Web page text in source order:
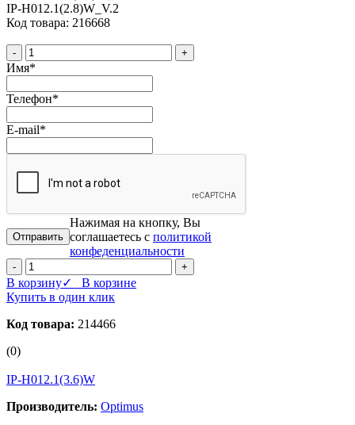
IP-H012.1(2.8)W_V.2
Код товара: 216668
- +
Имя*
Телефон*
E-mail*
Нажимая на кнопку, Вы
соглашаетесь с политикой
конфеденциальности
- +
В корзину✓ В корзине
Купить в один клик
Код товара: 214466
(0)
IP-H012.1(3.6)W
Производитель: Optimus